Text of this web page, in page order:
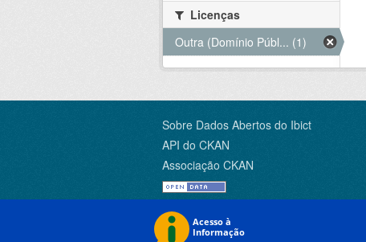
Licenças
Outra (Domínio Públ... (1)
Sobre Dados Abertos do Ibict
API do CKAN
Associação CKAN